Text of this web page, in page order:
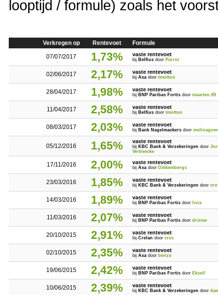
looptijd / formule) zoals het
Verkregen op Rentevoet
Formule
07/07/2017
1,73% vaste rentevoet
bij Belfius door Parrot
02/06/2017 2,17% vaste rentevoet
bijAxa doortmotton
28/04/2017 1,98% vaste rentevoet
bij BNP Paribas Fortis doormaarten.89
11/04/2017 2,58% vaste rentevoet
bij Belfius doortmotton
08/03/2017 2,03% vaste rentevoet
bij Bank Nagelmackers door
05/12/2016 1,65% vaste rentevoet
bij KBC Bank & Verzekeringen door
Verbeecke
17/11/2016 2,00% vaste rentevoet
bijAxa door Dikkembergs
23/03/2016 1,85% vaste rentevoet
bij KBC Bank & Verzekeringen doorcro
14/03/2016 1,89% vaste rentevoet
bij BNP Paribas Fortis door livia
11/03/2016 2,07% vaste rentevoet
bij BNP Paribas Fortis doordriesw
20/10/2015 2,91% vaste rentevoet
bijCrelan doorcres
02/10/2015 2,35% vaste rentevoet
bijAxa door benzo
19/06/2015 2,42% vaste rentevoet
bij BNP Paribas Fortis door Eksell
10/06/2015 2,39% vaste rentevoet
bij KBC Bank & Verzekeringen door